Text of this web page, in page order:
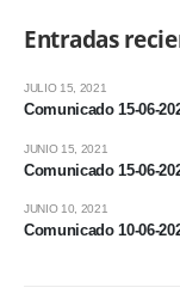
Entradas
Comunicado 15-06-
JULIO 15, 2021
Comunicado 15-06-
JUNIO 15, 2021
Comunicado 10-06-
JUNIO 10, 2021